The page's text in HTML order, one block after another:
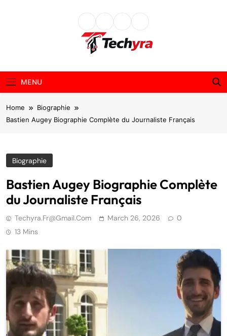
techyra.fr
MENU
Home
Biographie
Bastien Augey Biographie Complète du Journaliste Français
Biographie
Bastien Augey Biographie Complète
du Journaliste Français
Techyra.fr@gmail.com March 26, 2026
0
13 Mins